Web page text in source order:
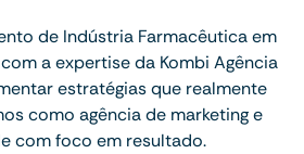
de Indústria Farmacêutica em
a expertise da Kombi Agência
estratégias que realmente
como agência de marketing e
com foco em resultado.